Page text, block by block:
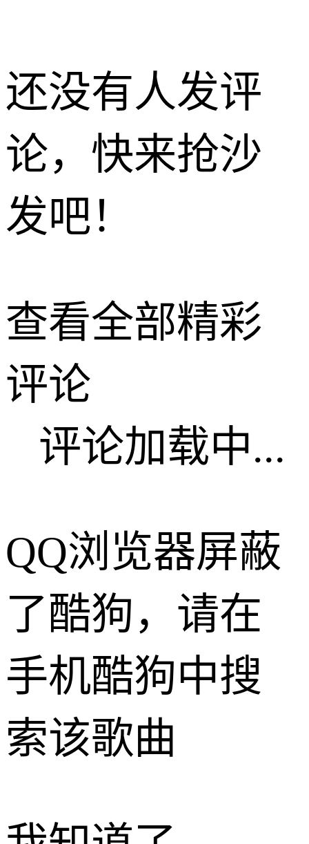
还没有人发评
论，快来抢沙
发吧！
查看全部精彩
评论
评论加载中...
QQ浏览器屏蔽
了酷狗，请在
手机酷狗中搜
索该歌曲